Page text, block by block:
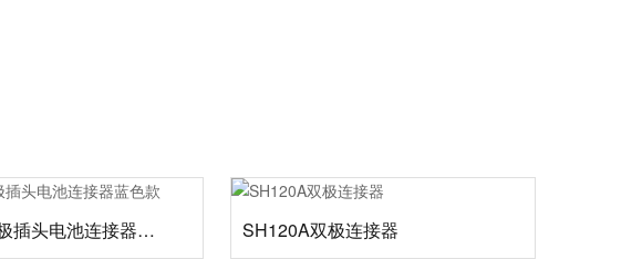
SH120A双极插头电池连接器蓝色款 SH120A双极连接器